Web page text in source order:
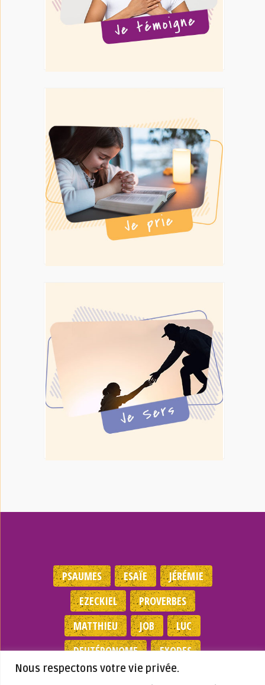
Nous respectons votre vie privée.
PSAUMES ESAÏE
JÉRÉMIE
EZECKIEL
PROVERBES
MATTHIEU
JOB
LUC
DEUTÉRONOME
EXODES
NOMBRES
JEAN 1 SAMUEL